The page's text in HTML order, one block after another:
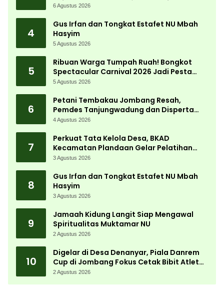
Ribuan Pengunjung
6 Agustus 2026
4
Gus Irfan dan Tongkat Estafet NU Mbah
Hasyim
5 Agustus 2026
5
Ribuan Warga Tumpah Ruah! Bongkot
Spectacular Carnival 2026 Jadi Pesta
Kemerdekaan Terbesar di Peterongan
5 Agustus 2026
6
Petani Tembakau Jombang Resah,
Pemdes Tanjungwadung dan Disperta
Bergerak Cepat
4 Agustus 2026
7
Perkuat Tata Kelola Desa, BKAD
Kecamatan Plandaan Gelar Pelatihan
Aparatur Pemdes
3 Agustus 2026
8
Gus Irfan dan Tongkat Estafet NU Mbah
Hasyim
3 Agustus 2026
9
Jamaah Kidung Langit Siap Mengawal
Spiritualitas Muktamar NU
2 Agustus 2026
10
Digelar di Desa Denanyar, Piala Danrem
Cup di Jombang Fokus Cetak Bibit Atlet
Menembak Berprestasi
2 Agustus 2026